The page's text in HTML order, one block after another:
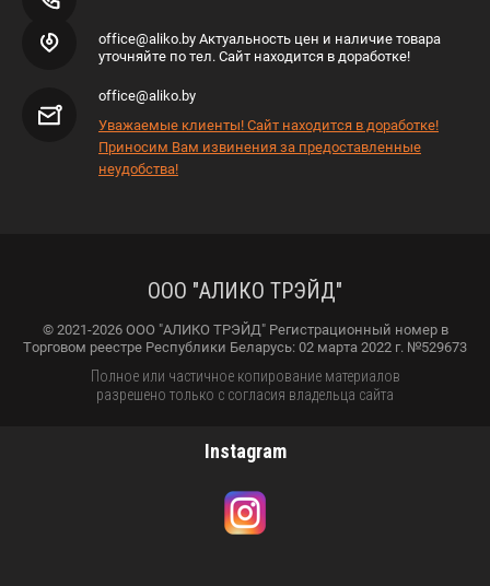
office@aliko.by Актуальность цен и наличие товара
уточняйте по тел. Сайт находится в доработке!
office@aliko.by
Уважаемые клиенты! Сайт находится в доработке!
Приносим Вам извинения за предоставленные
неудобства!
ООО "АЛИКО ТРЭЙД"
© 2021-2026 ООО "АЛИКО ТРЭЙД" Регистрационный номер в
Торговом реестре Республики Беларусь: 02 марта 2022 г. №529673
Полное или частичное копирование материалов
разрешено только с согласия владельца сайта
Instagram